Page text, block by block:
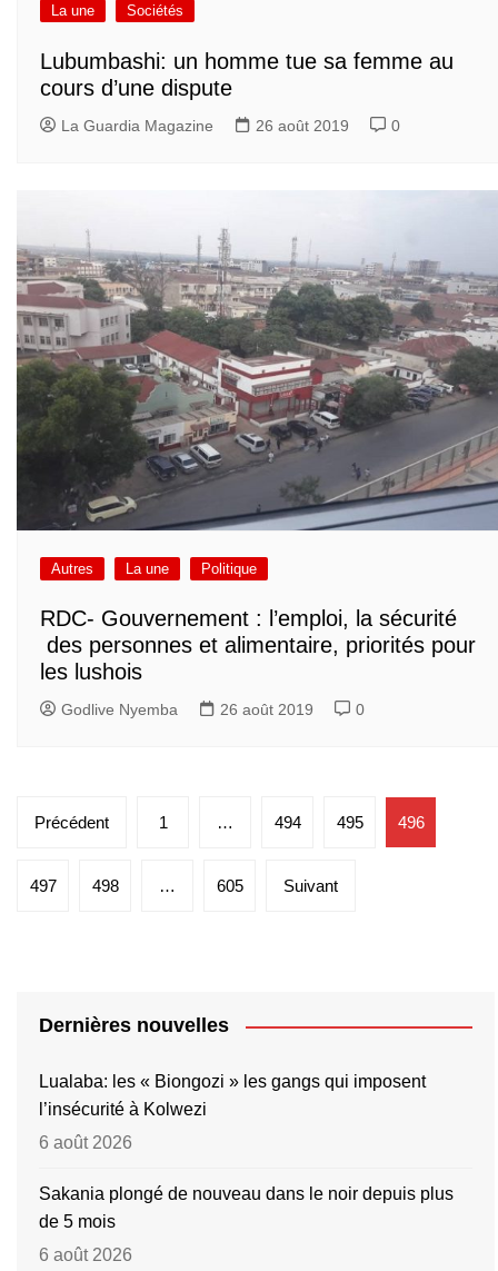
La une Sociétés
Lubumbashi: un homme tue sa femme au
cours d’une dispute
La Guardia Magazine 26 août 2019 0
Autres La une Politique
RDC- Gouvernement : l’emploi, la sécurité
des personnes et alimentaire, priorités pour
les lushois
Godlive Nyemba 26 août 2019 0
Pagination
publications
Précédent 1 … 494 495 496
497 498 … 605 Suivant
Dernières nouvelles
Lualaba: les « Biongozi » les gangs qui imposent
l’insécurité à Kolwezi
6 août 2026
Sakania plongé de nouveau dans le noir depuis plus
de 5 mois
6 août 2026